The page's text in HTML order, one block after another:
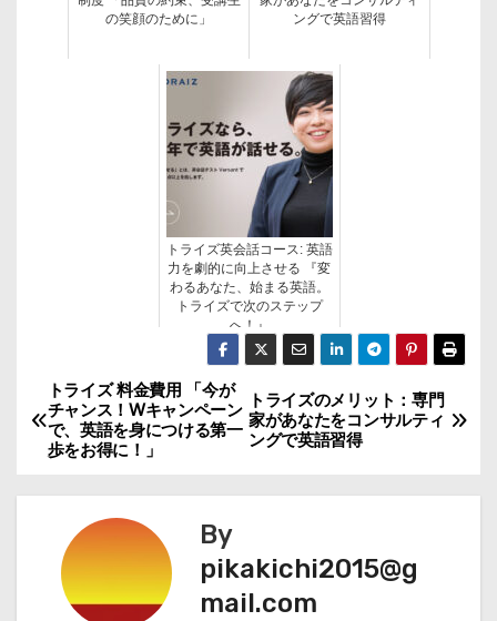
の笑顔のために」
ングで英語習得
トライズ英会話コース: 英語
力を劇的に向上させる 『変
わるあなた、始まる英語。
トライズで次のステップ
へ！』
投
稿
ナ
ビ
ゲ
トライズのメリット：専門
家があなたをコンサルティ
ングで英語習得
トライズ 料金費用 「今が
チャンス！Wキャンペーン
で、英語を身につける第一
歩をお得に！」
By
pikakichi2015@g
mail.com